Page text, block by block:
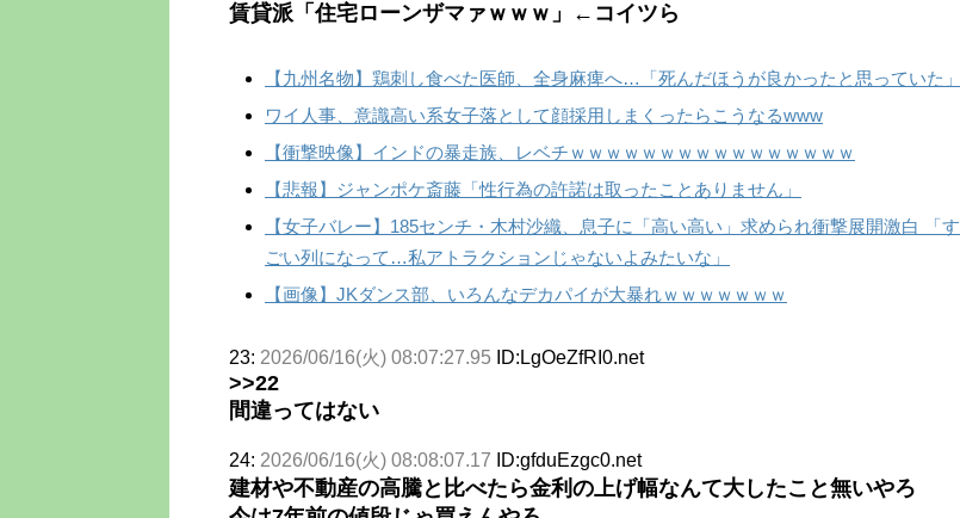
賃貸派「住宅ローンザマァｗｗｗ」←コイツら
【九州名物】鶏刺し食べた医師、全身麻痺へ…「死んだほうが良かったと思っていた」
ワイ人事、意識高い系女子落として顔採用しまくったらこうなるwww
【衝撃映像】インドの暴走族、レベチｗｗｗｗｗｗｗｗｗｗｗｗｗｗｗｗ
【悲報】ジャンポケ斎藤「性行為の許諾は取ったことありません」
【女子バレー】185センチ・木村沙織、息子に「高い高い」求められ衝撃展開激白 「す
ごい列になって…私アトラクションじゃないよみたいな」
【画像】JKダンス部、いろんなデカパイが大暴れｗｗｗｗｗｗｗ
23: 2026/06/16(火) 08:07:27.95 ID:LgOeZfRI0.net
>>22
間違ってはない
24: 2026/06/16(火) 08:08:07.17 ID:gfduEzgc0.net
建材や不動産の高騰と比べたら金利の上げ幅なんて大したこと無いやろ